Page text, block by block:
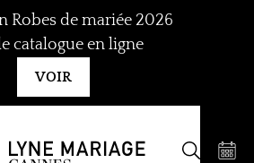
Robes de mariée 2026
catalogue en ligne
VOIR